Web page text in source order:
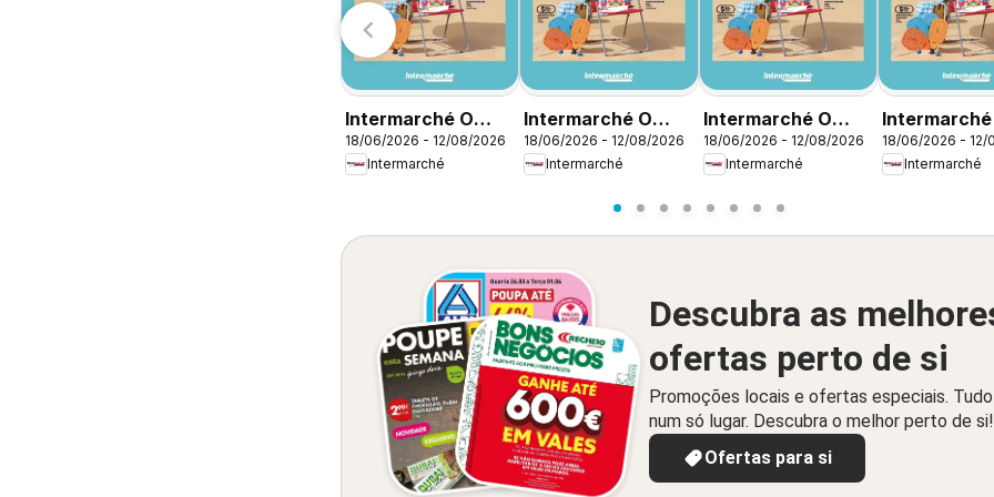
Intermarché O
melhor no verão
18/06/2026 - 12/08/2026
Intermarché
Intermarché O
melhor no verão
18/06/2026 - 12/08/2026
Intermarché
Intermarché O
melhor no verão
18/06/2026 - 12/08/2026
Intermarché
Intermarché
melhor no
18/06/2026 - 12/
Intermarché
Descubra as
ofertas perto de si
Promoções locais e ofertas especiais. Tudo
num só lugar. Descubra o melhor perto de si!
Ofertas para si